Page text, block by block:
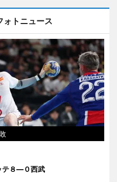
ォトニュース
テ８―０西武